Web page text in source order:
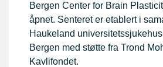
Bergen Center for Brain
åpnet. Senteret er etablert i
Haukeland
Bergen med støtte fra Trond
Kavlifondet.